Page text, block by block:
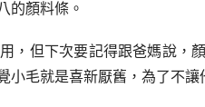
的顏料條。
，但下次要記得跟爸媽說
毛就是喜新厭舊，為了不讓